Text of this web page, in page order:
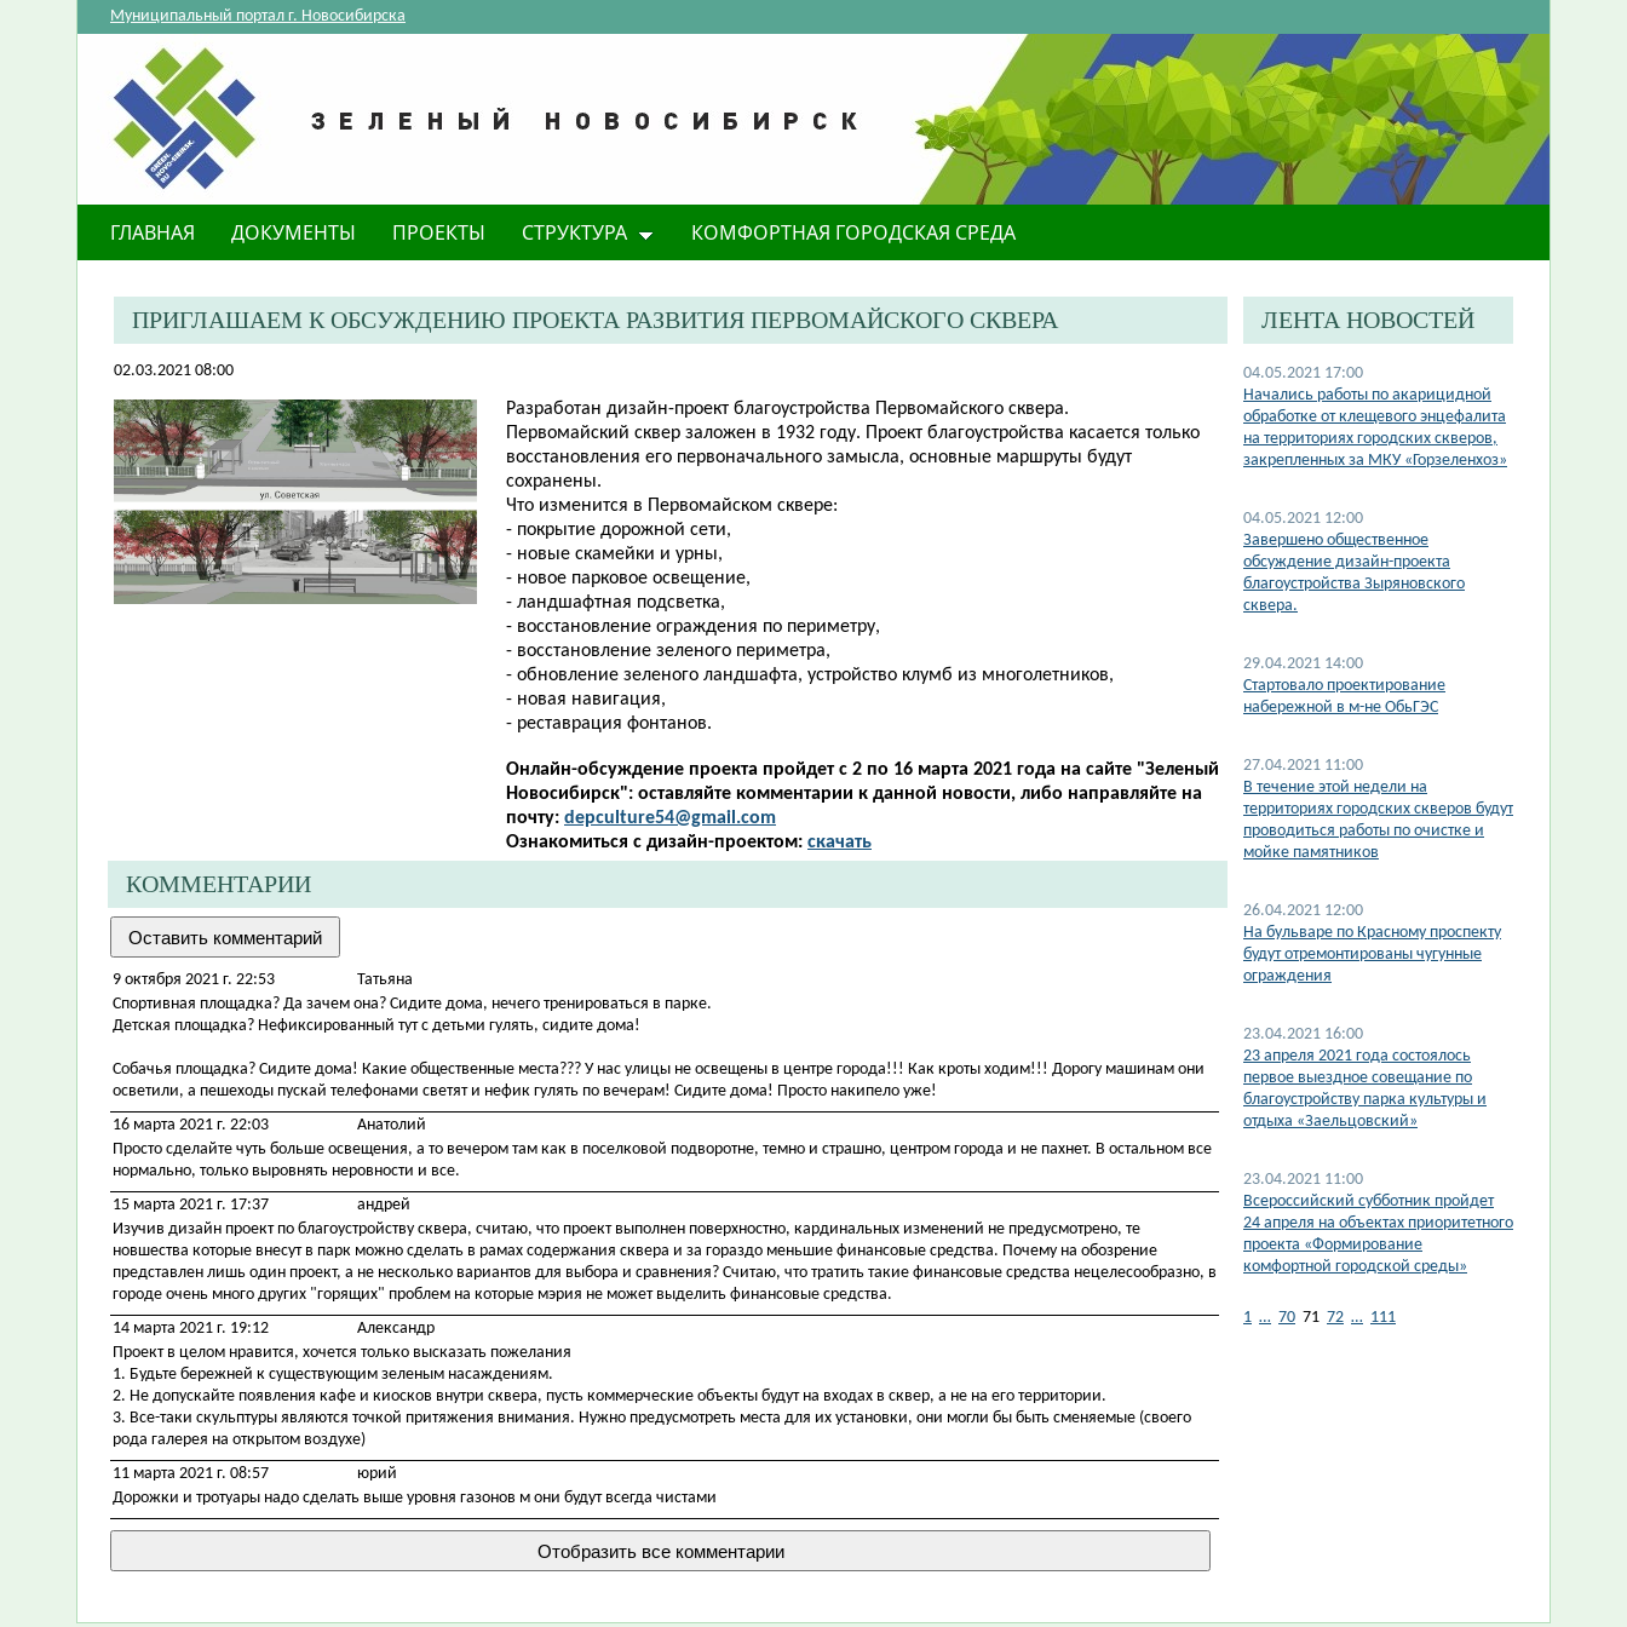
Муниципальный портал г. Новосибирска
ГЛАВНАЯ ДОКУМЕНТЫ ПРОЕКТЫ СТРУКТУРА КОМФОРТНАЯ ГОРОДСКАЯ СРЕДА
ПРИГЛАШАЕМ К ОБСУЖДЕНИЮ ПРОЕКТА РАЗВИТИЯ ПЕРВОМАЙСКОГО СКВЕРА
02.03.2021 08:00
Разработан дизайн-проект благоустройства Первомайского сквера.
Первомайский сквер заложен в 1932 году. Проект благоустройства касается только
восстановления его первоначального замысла, основные маршруты будут
сохранены.
Что изменится в Первомайском сквере:
- покрытие дорожной сети,
- новые скамейки и урны,
- новое парковое освещение,
- ландшафтная подсветка,
- восстановление ограждения по периметру,
- восстановление зеленого периметра,
- обновление зеленого ландшафта, устройство клумб из многолетников,
- новая навигация,
- реставрация фонтанов.
Онлайн-обсуждение проекта пройдет с 2 по 16 марта 2021 года на сайте "Зеленый
Новосибирск": оставляйте комментарии к данной новости, либо направляйте на
почту: depculture54@gmail.com
Ознакомиться с дизайн-проектом: скачать
КОММЕНТАРИИ
9 октября 2021 г. 22:53
Татьяна
Спортивная площадка? Да зачем она? Сидите дома, нечего тренироваться в парке.
Детская площадка? Нефиксированный тут с детьми гулять, сидите дома!
Собачья площадка? Сидите дома! Какие общественные места??? У нас улицы не освещены в центре города!!! Как кроты ходим!!! Дорогу машинам они
осветили, а пешеходы пускай телефонами светят и нефик гулять по вечерам! Сидите дома! Просто накипело уже!
16 марта 2021 г. 22:03
Анатолий
Просто сделайте чуть больше освещения, а то вечером там как в поселковой подворотне, темно и страшно, центром города и не пахнет. В остальном все
нормально, только выровнять неровности и все.
15 марта 2021 г. 17:37
андрей
Изучив дизайн проект по благоустройству сквера, считаю, что проект выполнен поверхностно, кардинальных изменений не предусмотрено, те
новшества которые внесут в парк можно сделать в рамах содержания сквера и за гораздо меньшие финансовые средства. Почему на обозрение
представлен лишь один проект, а не несколько вариантов для выбора и сравнения? Считаю, что тратить такие финансовые средства нецелесообразно, в
городе очень много других "горящих" проблем на которые мэрия не может выделить финансовые средства.
14 марта 2021 г. 19:12
Александр
Проект в целом нравится, хочется только высказать пожелания
1. Будьте бережней к существующим зеленым насаждениям.
2. Не допускайте появления кафе и киосков внутри сквера, пусть коммерческие объекты будут на входах в сквер, а не на его территории.
3. Все-таки скульптуры являются точкой притяжения внимания. Нужно предусмотреть места для их установки, они могли бы быть сменяемые (своего
рода галерея на открытом воздухе)
11 марта 2021 г. 08:57
юрий
Дорожки и тротуары надо сделать выше уровня газонов м они будут всегда чистами
ЛЕНТА НОВОСТЕЙ
04.05.2021 17:00
Начались работы по акарицидной
обработке от клещевого энцефалита
на территориях городских скверов,
закрепленных за МКУ «Горзеленхоз»
04.05.2021 12:00
Завершено общественное
обсуждение дизайн-проекта
благоустройства Зыряновского
сквера.
29.04.2021 14:00
Стартовало проектирование
набережной в м-не ОбьГЭС
27.04.2021 11:00
В течение этой недели на
территориях городских скверов будут
проводиться работы по очистке и
мойке памятников
26.04.2021 12:00
На бульваре по Красному проспекту
будут отремонтированы чугунные
ограждения
23.04.2021 16:00
​23 апреля 2021 года состоялось
первое выездное совещание по
благоустройству парка культуры и
отдыха «Заельцовский»
23.04.2021 11:00
Всероссийский субботник пройдет
24 апреля на объектах приоритетного
проекта «Формирование
комфортной городской среды»
1 … 70 71 72 … 111